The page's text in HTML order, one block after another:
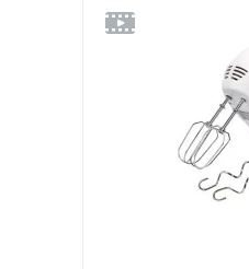
венчика для
кремов.
Кнопка
Цвет: